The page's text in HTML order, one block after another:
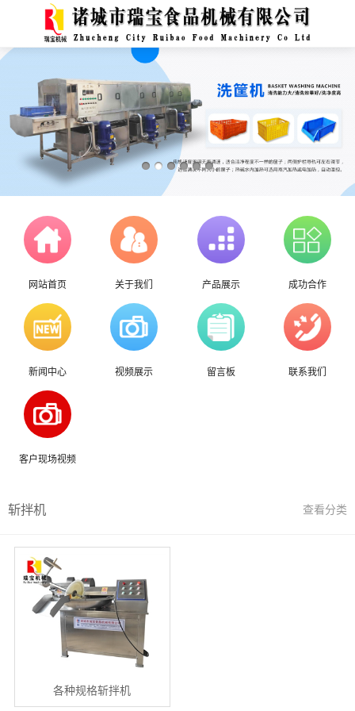
网站首页 关于我们 产品展示 成功合作
新闻中心 视频展示 留言板 联系我们
客户现场视频
斩拌机 查看分类
各种规格斩拌机